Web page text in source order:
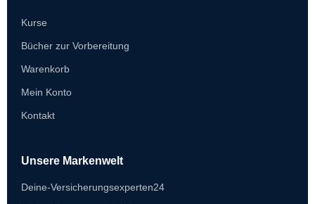
Kurse
Bücher zur Vorbereitung
Warenkorb
Mein Konto
Kontakt
Unsere Markenwelt
Deine-Versicherungsexperten24